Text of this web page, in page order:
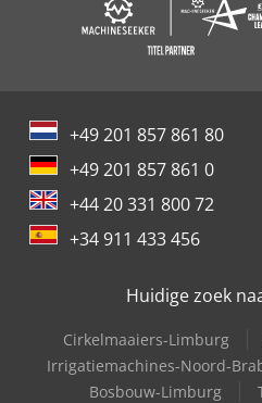
+49 201 857 861 80
+49 201 857 861 0
+44 20 331 800 72
+34 911 433 456
Huidige zoek
Cirkelmaaiers-Limburg
Irrigatiemachines-Noord-
Bosbouw-Limburg